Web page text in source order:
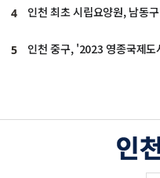
4 인천 최초 시립요양원, 남동
5 인천 중구, '2023 영종국제도